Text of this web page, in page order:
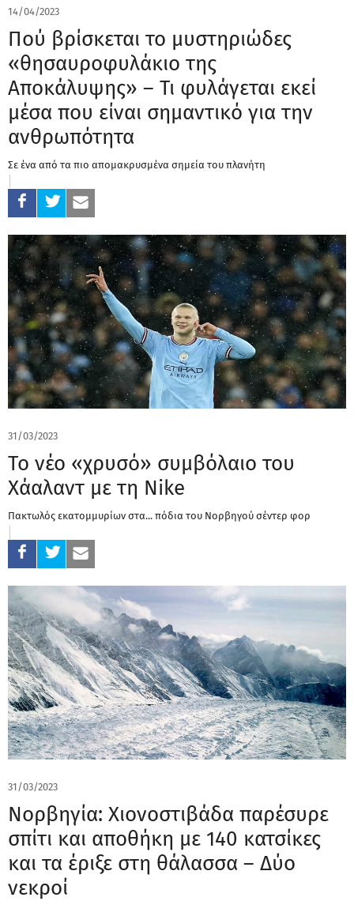
14/04/2023
Πού βρίσκεται το μυστηριώδες
«θησαυροφυλάκιο της
Αποκάλυψης» – Τι φυλάγεται εκεί
μέσα που είναι σημαντικό για την
ανθρωπότητα
Σε ένα από τα πιο απομακρυσμένα σημεία του πλανήτη
31/03/2023
Το νέο «χρυσό» συμβόλαιο του
Χάαλαντ με τη Nike
Πακτωλός εκατομμυρίων στα... πόδια του Νορβηγού σέντερ φορ
31/03/2023
Νορβηγία: Xιονοστιβάδα παρέσυρε
σπίτι και αποθήκη με 140 κατσίκες
και τα έριξε στη θάλασσα – Δύο
νεκροί